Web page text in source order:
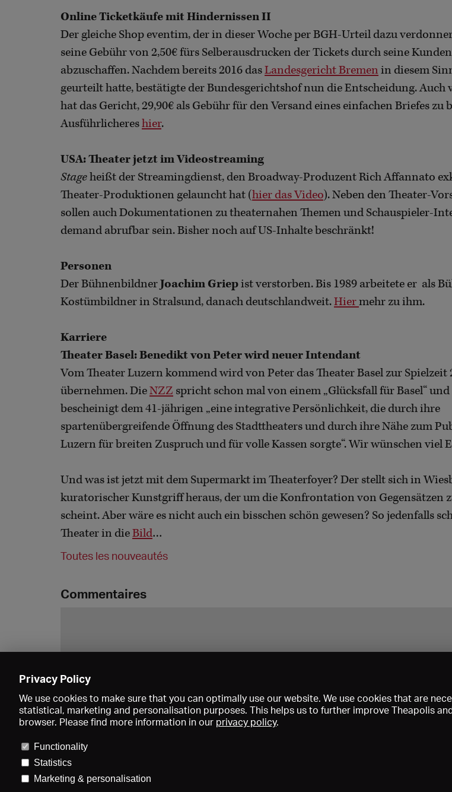
Online Ticketkäufe mit Hindernissen II
Der gleiche Shop eventim, der in dieser Woche per BGH-Urteil dazu
seine Gebühr von 2,50€ fürs Selberausdrucken der Tickets durch seine Kunden
abzuschaffen. Nachdem bereits 2016 dasLandesgericht Bremen in diesem
geurteilt hatte, bestätigte der Bundesgerichtshof nun die Entscheidung. Auch
hat das Gericht, 29,90€ als Gebühr für den Versand eines einfachen Briefes zu
Ausführlichereshier.
USA: Theater jetzt im Videostreaming
Stageheißt der Streamingdienst, den Broadway-Produzent Rich Affannato
Theater-Produktionen gelauncht hat (hier das Video). Neben den Theater-
sollen auch Dokumentationen zu theaternahen Themen und Schauspieler-
demand abrufbar sein. Bisher noch auf US-Inhalte beschränkt!
Personen
Der BühnenbildnerJoachim Griepist verstorben. Bis 1989 arbeitete er als
Kostümbildner in Stralsund, danach deutschlandweit.Hiermehr zu ihm.
Karriere
Theater Basel: Benedikt von Peter wird neuer Intendant
Vom Theater Luzern kommend wird von Peter das Theater Basel zur Spielzeit
übernehmen. DieNZZ spricht schon mal von einem „Glücksfall für Basel“ und
bescheinigt dem 41-jährigen „eine integrative Persönlichkeit, die durch ihre
spartenübergreifende Öffnung des Stadttheaters und durch ihre Nähe zum
Luzern für breiten Zuspruch und für volle Kassen sorgte“. Wir wünschen viel
Und was ist jetzt mit dem Supermarkt im Theaterfoyer? Der stellt sich in
kuratorischer Kunstgriff heraus, der um die Konfrontation von Gegensätzen
scheint. Aber wäre es nicht auch ein bisschen schön gewesen? So jedenfalls
Theater in dieBild…
Toutes les nouveautés
Commentaires
Privacy Policy
We use cookies to make sure that you can optimally use our website. We use cookies that are
statistical, marketing and personalisation purposes. This helps us to further improve Theapolis
browser. Please find more information in our privacy policy.
Functionality
Statistics
Marketing & personalisation